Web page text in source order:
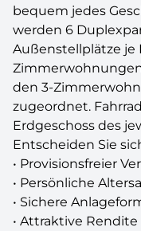
bequem jedes
werden 6
Außenstellplätze je
den 3-
zugeordnet.
Erdgeschoss des
Entscheiden Sie
• Provisionsfreier
• Persönliche
• Sichere
• Attraktive Rendite